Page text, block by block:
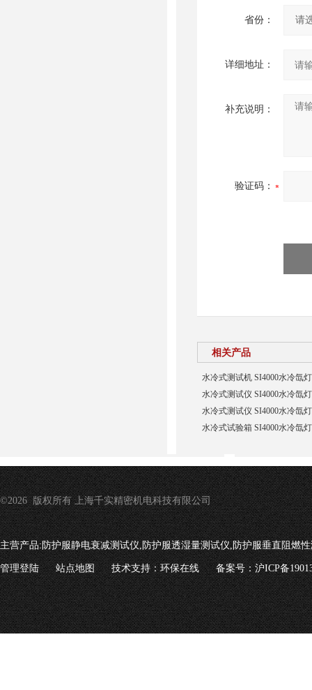
省份：
详细地址：
补充说明：
验证码：
相关产品
水冷式测试机 SI4000水冷氙
水冷式测试仪 SI4000水冷氙
水冷式测试仪 SI4000水冷氙
水冷式试验箱 SI4000水冷氙
©2026 版权所有 上海千实精密机电科技有限公司
主营产品:防护服静电衰减测试仪,防护服透湿量测试仪,防护服垂直阻燃
管理登陆 站点地图 技术支持：环保在线 备案号：沪ICP备